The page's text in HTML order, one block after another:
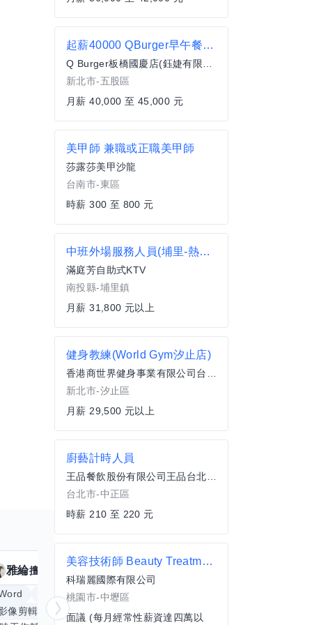
雅綸擅長 個技能
Excel
倉頡輸入法
像剪輯與後製
手機遊戲
更多
起薪40000 QBurger早午餐-五股成泰店-店長(加盟)
Q Burger板橋國慶店(鈺婕有限公司)
新北市-五股區
月薪 40,000 至 45,000 元
美甲師 兼職或正職美甲師
莎露莎美甲沙龍
台南市-東區
時薪 300 至 800 元
中班外場服務人員(埔里-熱帶嶼KTV)
滿庭芳自助式KTV
南投縣-埔里鎮
月薪 31,800 元以上
健身教練(World Gym汐止店)
香港商世界健身事業有限公司台灣分公司
新北市-汐止區
月薪 29,500 元以上
廚藝計時人員
王品餐飲股份有限公司王品台北羅斯福店
台北市-中正區
時薪 210 至 220 元
美容技術師 Beauty Treatment Instructor
科瑞麗國際有限公司
桃園市-中壢區
面議 (每月經常性薪資達四萬以